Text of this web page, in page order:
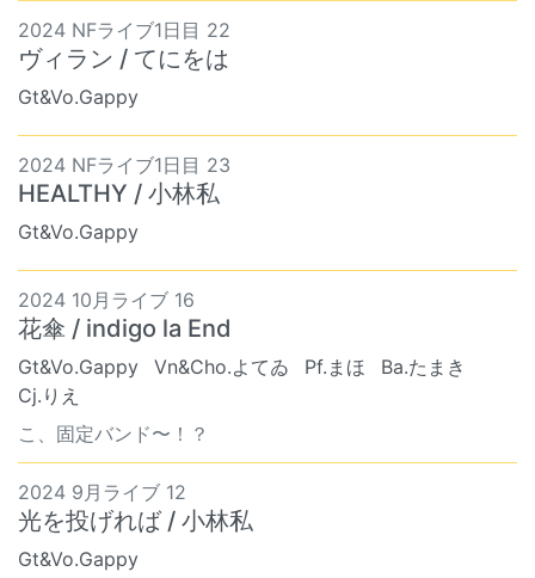
2024 NFライブ1日目 22
ヴィラン / てにをは
Gt&Vo.Gappy
2024 NFライブ1日目 23
HEALTHY / 小林私
Gt&Vo.Gappy
2024 10月ライブ 16
花傘 / indigo la End
Gt&Vo.Gappy Vn&Cho.よてゐ Pf.まほ
Ba.たまき
Cj.りえ
こ、固定バンド〜！？
2024 9月ライブ 12
光を投げれば / 小林私
Gt&Vo.Gappy